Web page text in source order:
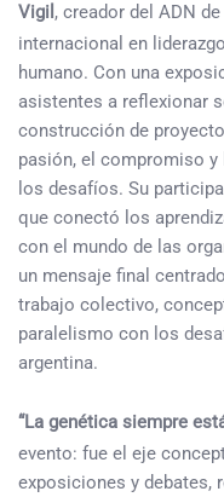
Vigil , creador del ADN
internacional en
humano. Con una
asistentes a reflexionar
construcción de
pasión, el compromiso y
los desafíos. Su
que conectó los
con el mundo de las
un mensaje final
trabajo colectivo,
paralelismo con los
argentina.
“La genética siempre
evento: fue el eje
exposiciones y debates,